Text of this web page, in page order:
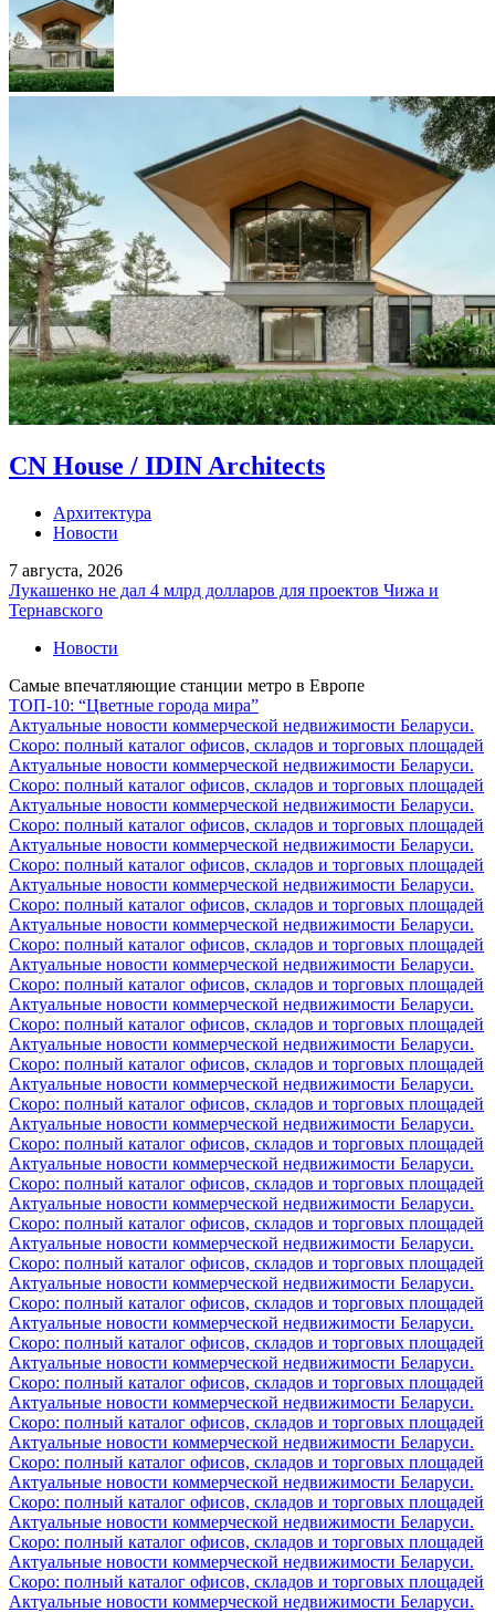
CN House / IDIN Architects
Архитектура
Новости
7 августа, 2026
Лукашенко не дал 4 млрд долларов для проектов Чижа и
Тернавского
Новости
Самые впечатляющие станции метро в Европе
ТОП-10: “Цветные города мира”
Актуальные новости коммерческой недвижимости Беларуси.
Скоро: полный каталог офисов, складов и торговых площадей
Актуальные новости коммерческой недвижимости Беларуси.
Скоро: полный каталог офисов, складов и торговых площадей
Актуальные новости коммерческой недвижимости Беларуси.
Скоро: полный каталог офисов, складов и торговых площадей
Актуальные новости коммерческой недвижимости Беларуси.
Скоро: полный каталог офисов, складов и торговых площадей
Актуальные новости коммерческой недвижимости Беларуси.
Скоро: полный каталог офисов, складов и торговых площадей
Актуальные новости коммерческой недвижимости Беларуси.
Скоро: полный каталог офисов, складов и торговых площадей
Актуальные новости коммерческой недвижимости Беларуси.
Скоро: полный каталог офисов, складов и торговых площадей
Актуальные новости коммерческой недвижимости Беларуси.
Скоро: полный каталог офисов, складов и торговых площадей
Актуальные новости коммерческой недвижимости Беларуси.
Скоро: полный каталог офисов, складов и торговых площадей
Актуальные новости коммерческой недвижимости Беларуси.
Скоро: полный каталог офисов, складов и торговых площадей
Актуальные новости коммерческой недвижимости Беларуси.
Скоро: полный каталог офисов, складов и торговых площадей
Актуальные новости коммерческой недвижимости Беларуси.
Скоро: полный каталог офисов, складов и торговых площадей
Актуальные новости коммерческой недвижимости Беларуси.
Скоро: полный каталог офисов, складов и торговых площадей
Актуальные новости коммерческой недвижимости Беларуси.
Скоро: полный каталог офисов, складов и торговых площадей
Актуальные новости коммерческой недвижимости Беларуси.
Скоро: полный каталог офисов, складов и торговых площадей
Актуальные новости коммерческой недвижимости Беларуси.
Скоро: полный каталог офисов, складов и торговых площадей
Актуальные новости коммерческой недвижимости Беларуси.
Скоро: полный каталог офисов, складов и торговых площадей
Актуальные новости коммерческой недвижимости Беларуси.
Скоро: полный каталог офисов, складов и торговых площадей
Актуальные новости коммерческой недвижимости Беларуси.
Скоро: полный каталог офисов, складов и торговых площадей
Актуальные новости коммерческой недвижимости Беларуси.
Скоро: полный каталог офисов, складов и торговых площадей
Актуальные новости коммерческой недвижимости Беларуси.
Скоро: полный каталог офисов, складов и торговых площадей
Актуальные новости коммерческой недвижимости Беларуси.
Скоро: полный каталог офисов, складов и торговых площадей
Актуальные новости коммерческой недвижимости Беларуси.